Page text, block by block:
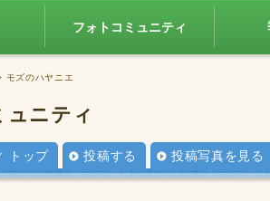
フォトコミュニティ
モズのハヤニエ
ュニティ
トップ 投稿する 投稿写真を見る